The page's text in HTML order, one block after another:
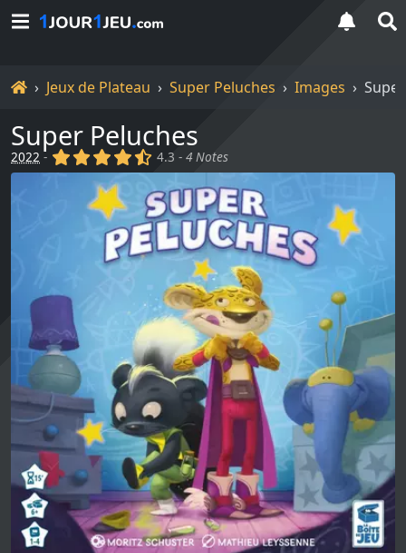
Accueil
Jeux de Plateau Super Peluches Images
Super Peluches
2022 - (x) (x) (x) (x) (,)
4.3 -4 Notes